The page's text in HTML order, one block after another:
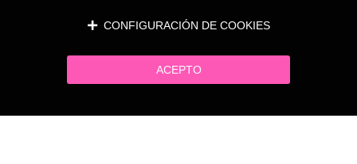
CONFIGURACIÓN DE COOKIES
ACEPTO